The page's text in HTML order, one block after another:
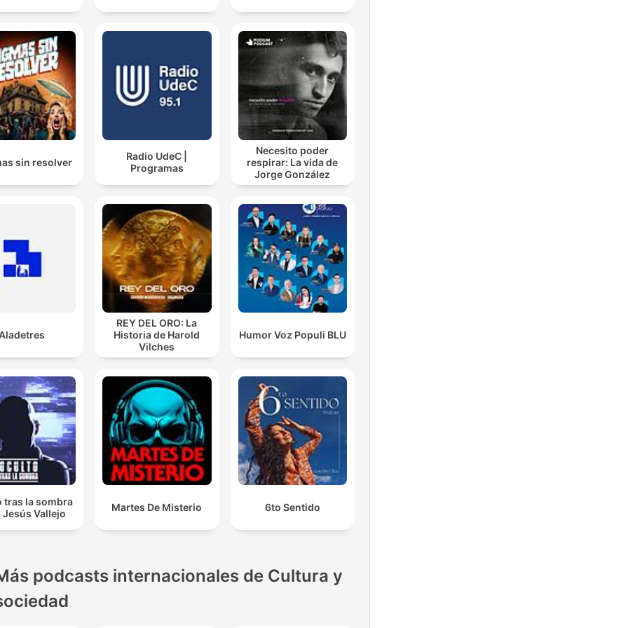
slachtoffer van de situatie of leer ervan?
00:10:58 · Bas reflecteert op de enorme veerkracht die hij ziet bij
mensen die te maken hebben met zorde ziekte.
8 miljoen vinden je geweldig en 8 miljoen vinden je een
paardenlul. Ga nou geen tijd investeren in die acht
miljoen die je een paardenlul vindt.
00:21:09 · Dit citaat illustreert het advies dat Jan Smit gaf om je
niet druk te maken om de mensen die je niet mogen.
Je kan uit je gebrek ook je kracht halen.
00:50:16 · Dit vat de essentie samen van zijn visie op het
transformeren van uitdagingen naar unieke eigenschappen.
Toen hebben we zevenhalve ton in een dag opgehaald...
aan tikkies. Grootste tikkieactie ever.
02:00:44 · De spreker vertelt over een enorme collectieve actie
waarbij via kleine bijdragen een groot bedrag werd opgehaald
sin resolver
Radio UdeC |
Programas
Necesito poder
respirar: La vida de
Jorge González
REY DEL ORO: La
Historia de Harold
Vilches
Humor Voz Populi BLU
tras la sombra
Jesús Vallejo
Martes De Misterio 6to Sentido
podcasts internacionales de Cultura y